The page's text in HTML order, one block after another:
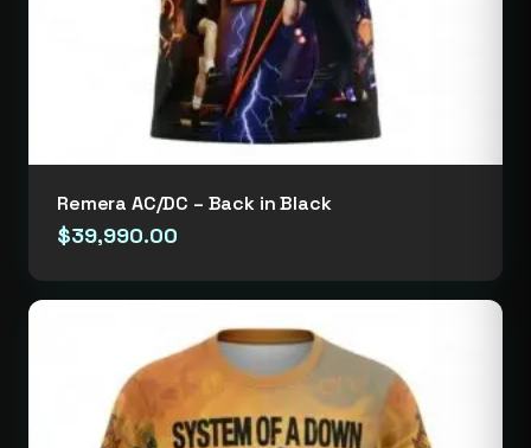
Remera AC/DC – Back in Black
$39,990.00